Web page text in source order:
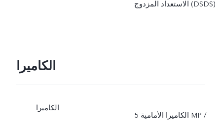
الاستعداد المزدوج (DSDS)
الكاميرا
الكاميرا
الكاميرا الأمامية 5‎ MP /